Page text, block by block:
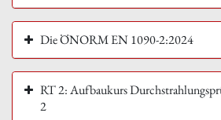
Die ÖNORM EN 1090-2:2024
RT 2: Aufbaukurs
2